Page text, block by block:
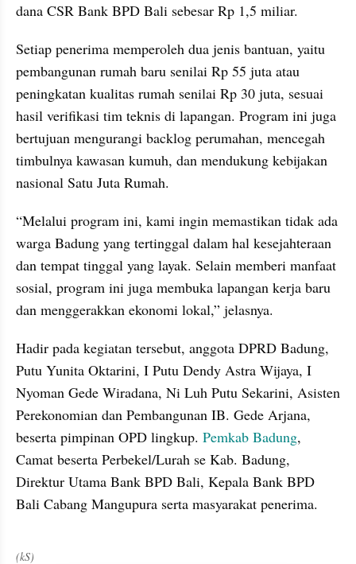
dana CSR Bank BPD Bali sebesar Rp 1,5 miliar.
Setiap penerima memperoleh dua jenis bantuan, yaitu
pembangunan rumah baru senilai Rp 55 juta atau
peningkatan kualitas rumah senilai Rp 30 juta, sesuai
hasil verifikasi tim teknis di lapangan. Program ini juga
bertujuan mengurangi backlog perumahan, mencegah
timbulnya kawasan kumuh, dan mendukung kebijakan
nasional Satu Juta Rumah.
“Melalui program ini, kami ingin memastikan tidak ada
warga Badung yang tertinggal dalam hal kesejahteraan
dan tempat tinggal yang layak. Selain memberi manfaat
sosial, program ini juga membuka lapangan kerja baru
dan menggerakkan ekonomi lokal,” jelasnya.
Hadir pada kegiatan tersebut, anggota DPRD Badung,
Putu Yunita Oktarini, I Putu Dendy Astra Wijaya, I
Nyoman Gede Wiradana, Ni Luh Putu Sekarini, Asisten
Perekonomian dan Pembangunan IB. Gede Arjana,
beserta pimpinan OPD lingkup. Pemkab Badung,
Camat beserta Perbekel/Lurah se Kab. Badung,
Direktur Utama Bank BPD Bali, Kepala Bank BPD
Bali Cabang Mangupura serta masyarakat penerima.
(kS)